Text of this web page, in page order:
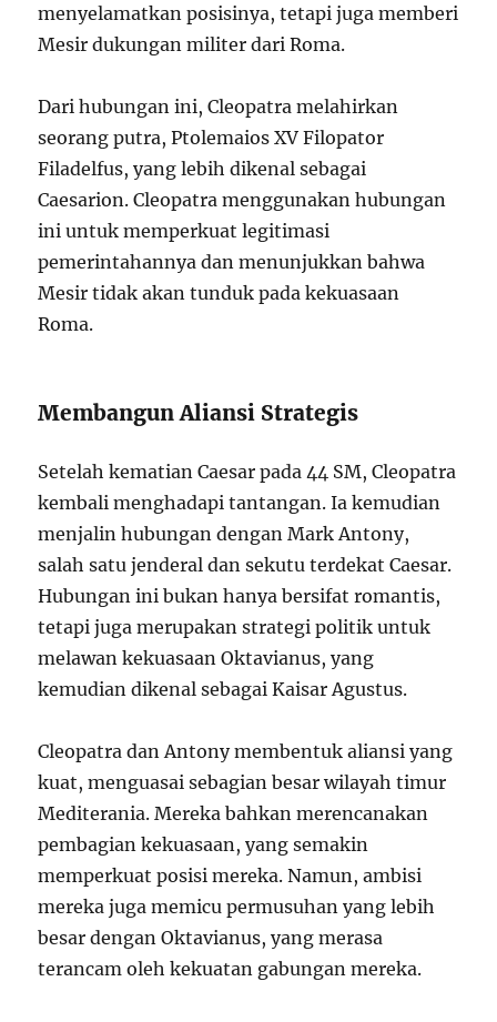
menyelamatkan posisinya, tetapi juga memberi
Mesir dukungan militer dari Roma.
Dari hubungan ini, Cleopatra melahirkan
seorang putra, Ptolemaios XV Filopator
Filadelfus, yang lebih dikenal sebagai
Caesarion. Cleopatra menggunakan hubungan
ini untuk memperkuat legitimasi
pemerintahannya dan menunjukkan bahwa
Mesir tidak akan tunduk pada kekuasaan
Roma.
Membangun Aliansi Strategis
Setelah kematian Caesar pada 44 SM, Cleopatra
kembali menghadapi tantangan. Ia kemudian
menjalin hubungan dengan Mark Antony,
salah satu jenderal dan sekutu terdekat Caesar.
Hubungan ini bukan hanya bersifat romantis,
tetapi juga merupakan strategi politik untuk
melawan kekuasaan Oktavianus, yang
kemudian dikenal sebagai Kaisar Agustus.
Cleopatra dan Antony membentuk aliansi yang
kuat, menguasai sebagian besar wilayah timur
Mediterania. Mereka bahkan merencanakan
pembagian kekuasaan, yang semakin
memperkuat posisi mereka. Namun, ambisi
mereka juga memicu permusuhan yang lebih
besar dengan Oktavianus, yang merasa
terancam oleh kekuatan gabungan mereka.